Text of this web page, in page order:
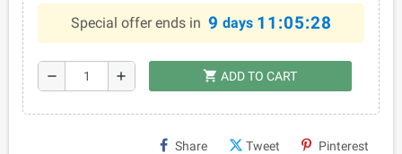
Special offer ends in 9 days 11:05:28
remove add shopping_cart ADD TO CART
Share Tweet Pinterest